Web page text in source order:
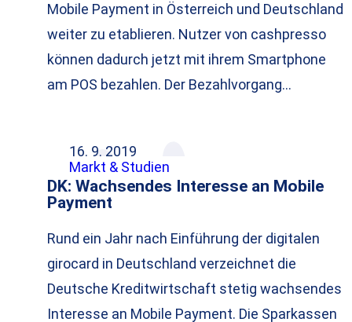
Mobile Payment in Österreich und Deutschland
weiter zu etablieren. Nutzer von cashpresso
können dadurch jetzt mit ihrem Smartphone
am POS bezahlen. Der Bezahlvorgang…
16. 9. 2019
Markt & Studien
DK: Wachsendes Interesse an Mobile
Payment
Rund ein Jahr nach Einführung der digitalen
girocard in Deutschland verzeichnet die
Deutsche Kreditwirtschaft stetig wachsendes
Interesse an Mobile Payment. Die Sparkassen